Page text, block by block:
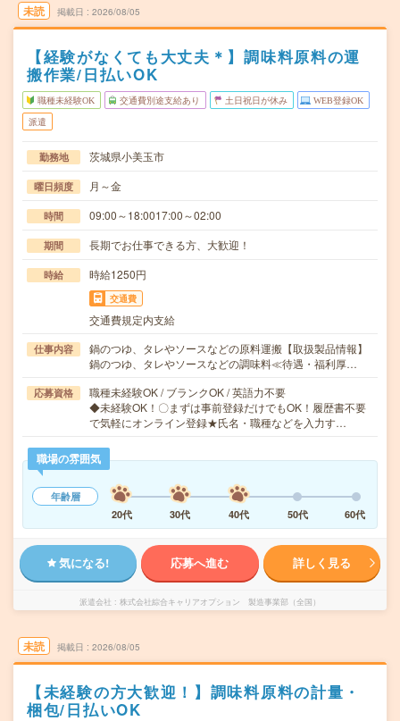
未読 掲載日 2026/08/05
【経験がなくても大丈夫＊】調味料原料の運
搬作業/日払いOK
職種未経験OK 交通費別途支給あり 土日祝日が休み WEB登録OK
派遣
勤務地 茨城県小美玉市
曜日頻度 月～金
時間 09:00～18:0017:00～02:00
期間 長期でお仕事できる方、大歓迎！
時給 時給1250円
交通費
交通費規定内支給
仕事内容
鍋のつゆ、タレやソースなどの原料運搬【取扱製品情報】
鍋のつゆ、タレやソースなどの調味料≪待遇・福利厚…
応募資格
職種未経験OK / ブランクOK / 英語力不要
◆未経験OK！〇まずは事前登録だけでもOK！履歴書不要
で気軽にオンライン登録★氏名・職種などを入力す…
職場の雰囲気
年齢層
20代
30代 40代 50代 60代
気になる! 応募へ進む 詳しく見る
派遣会社 株式会社綜合キャリアオプション 製造事業部（全国）
未読 掲載日 2026/08/05
【未経験の方大歓迎！】調味料原料の計量・
梱包/日払いOK